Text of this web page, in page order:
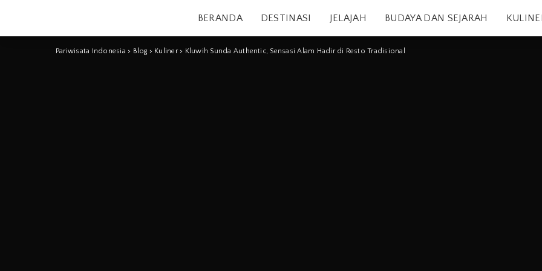
BERANDA DESTINASI JELAJAH BUDAYA DAN SEJARAH
Pariwisata Indonesia > Blog > Kuliner> Kluwih Sunda Authentic, Sensasi Alam Hadir di Resto Tradisional